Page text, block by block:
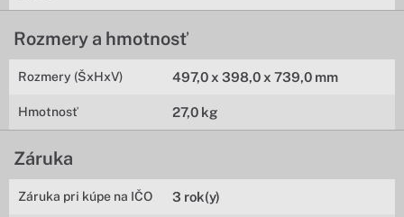
Rozmery a hmotnosť
Rozmery (ŠxHxV) 497,0 x 398,0 x 739,0 mm
Hmotnosť 27,0 kg
Záruka
Záruka pri kúpe na IČO 3 rok(y)